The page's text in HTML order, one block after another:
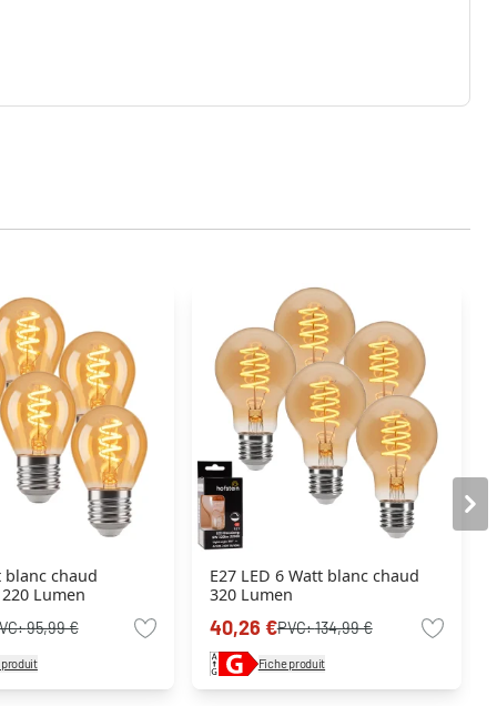
blanc chaud
Lumen
95,99 €
E27 LED 6 Watt blanc chaud
320 Lumen
40,26 €PVC:134,99 €
Fiche produit